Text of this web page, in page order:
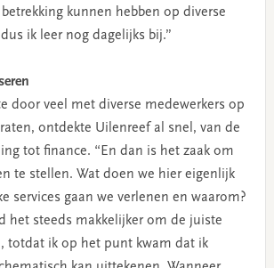
kunnen hebben op diverse
ik leer nog dagelijks bij.”
door veel met diverse medewerkers op
ontdekte Uilenreef al snel, van de
tot finance. “En dan is het zaak om
te stellen. Wat doen we hier eigenlijk
services gaan we verlenen en waarom?
het steeds makkelijker om de juiste
totdat ik op het punt kwam dat ik